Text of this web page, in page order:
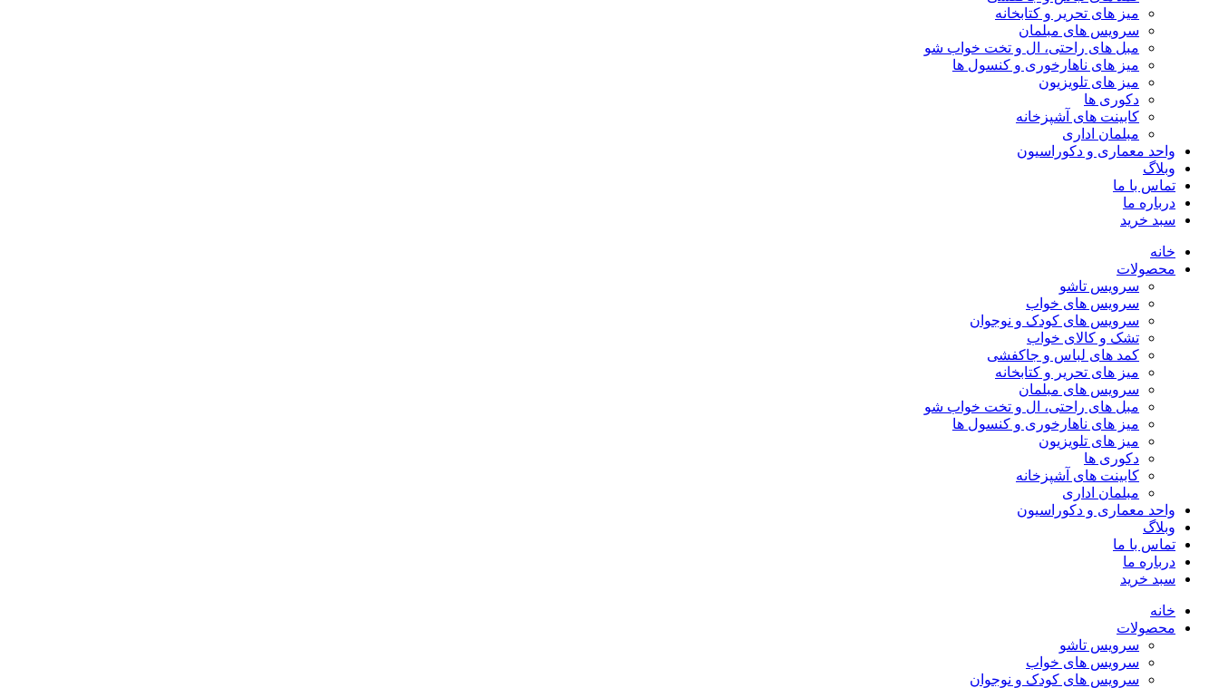
میز های تحریر و کتابخانه
سرویس های مبلمان
مبل های راحتی، ال و تخت خواب شو
میز های ناهارخوری و کنسول ها
میز های تلویزیون
دکوری ها
کابینت های آشپزخانه
مبلمان اداری
واحد معماری و دکوراسیون
وبلاگ
تماس با ما
درباره ما
سبد خرید
خانه
محصولات
سرویس تاشو
سرویس های خواب
سرویس های کودک و نوجوان
تشک و کالای خواب
کمد های لباس و جاکفشی
میز های تحریر و کتابخانه
سرویس های مبلمان
مبل های راحتی، ال و تخت خواب شو
میز های ناهارخوری و کنسول ها
میز های تلویزیون
دکوری ها
کابینت های آشپزخانه
مبلمان اداری
واحد معماری و دکوراسیون
وبلاگ
تماس با ما
درباره ما
سبد خرید
خانه
محصولات
سرویس تاشو
سرویس های خواب
سرویس های کودک و نوجوان